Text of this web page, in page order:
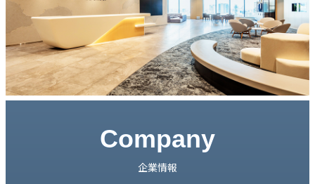
Company
企業情報